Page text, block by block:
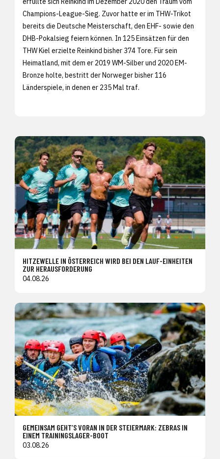
Champions-League-Sieg. Zuvor hatte er im THW-Trikot
bereits die Deutsche Meisterschaft, den EHF- sowie den
DHB-Pokalsieg feiern können. In 125 Einsätzen für den
THW Kiel erzielte Reinkind bisher 374 Tore. Für sein
Heimatland, mit dem er 2019 WM-Silber und 2020 EM-
Bronze holte, bestritt der Norweger bisher 116
Länderspiele, in denen er 235 Mal traf.
HITZEWELLE IN ÖSTERREICH WIRD BEI DEN LAUF-EINHEITEN
ZUR HERAUSFORDERUNG
04.08.26
GEMEINSAM GEHT’S VORAN IN DER STEIERMARK: ZEBRAS IN
EINEM TRAININGSLAGER-BOOT
03.08.26